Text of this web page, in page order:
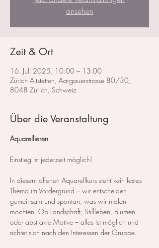
ansehen
Zeit & Ort
16. Juli 2025, 10:00 – 13:00
Zürich Altstetten, Aargauerstrasse 80/30,
8048 Zürich, Schweiz
Über die Veranstaltung
Aquarellieren
Einstieg ist jederzeit möglich!
In diesem offenen Aquarellkurs steht kein festes
Thema im Vordergrund – wir entscheiden
gemeinsam und spontan, was wir malen
möchten. Ob Landschaft, Stillleben, Blumen
oder abstrakte Motive – alles ist möglich und
richtet sich nach den Interessen der Gruppe.